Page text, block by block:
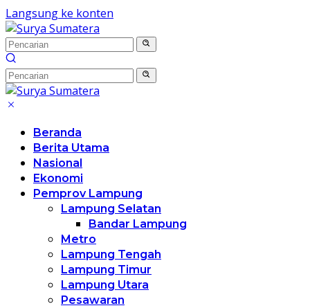
Langsung ke konten
Beranda
Berita Utama
Nasional
Ekonomi
Pemprov Lampung
Lampung Selatan
Bandar Lampung
Metro
Lampung Tengah
Lampung Timur
Lampung Utara
Pesawaran